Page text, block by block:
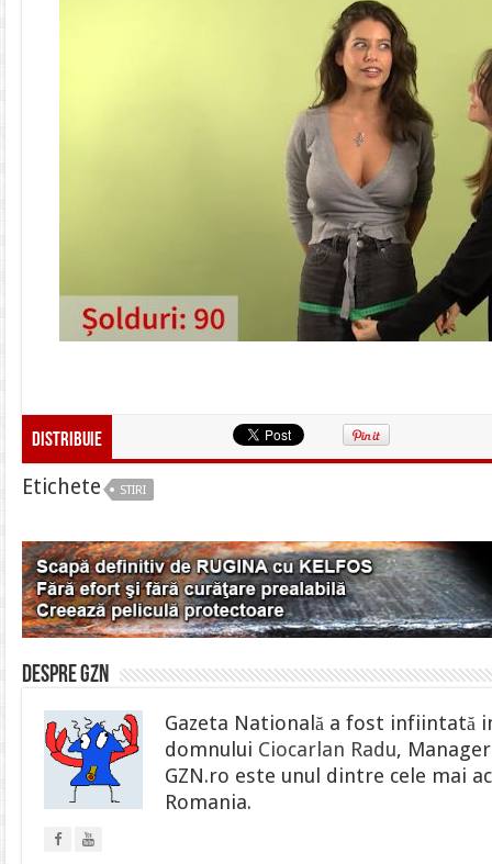
Distribuie
Etichete STIRI
Despre gzn
Gazeta Natională a fost infiintată
domnului Ciocarlan Radu,
GZN.ro este unul dintre cele mai
Romania.